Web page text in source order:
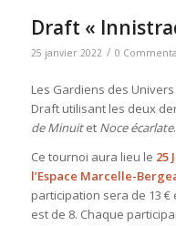
Draft «
25 janvier 2022 / 0
Les Gardiens des
Draft utilisant les deux
de Minuitet Noce écarlate.
Ce tournoi aura lieu le 25
l’Espace Marcelle-
participation sera de 13
est de 8. Chaque